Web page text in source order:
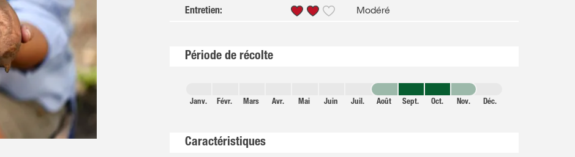
Entretien: Modéré
Période de récolte
Janv. Févr. Mars Avr. Mai Juin Juil. Août Sept. Oct. Nov. Déc.
Caractéristiques